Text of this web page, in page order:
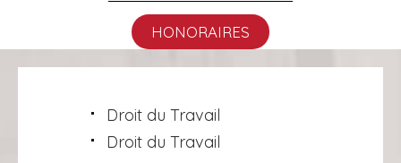
HONORAIRES
Droit du Travail
Droit du Travail